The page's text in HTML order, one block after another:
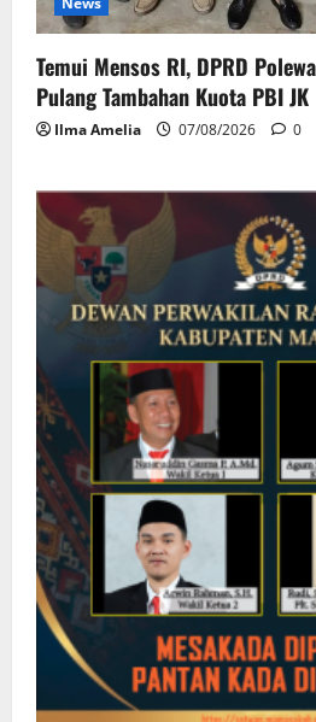
Temui Mensos RI, DPRD
Pulang Tambahan Kuota PBI JK
Ilma Amelia 07/08/2026 0